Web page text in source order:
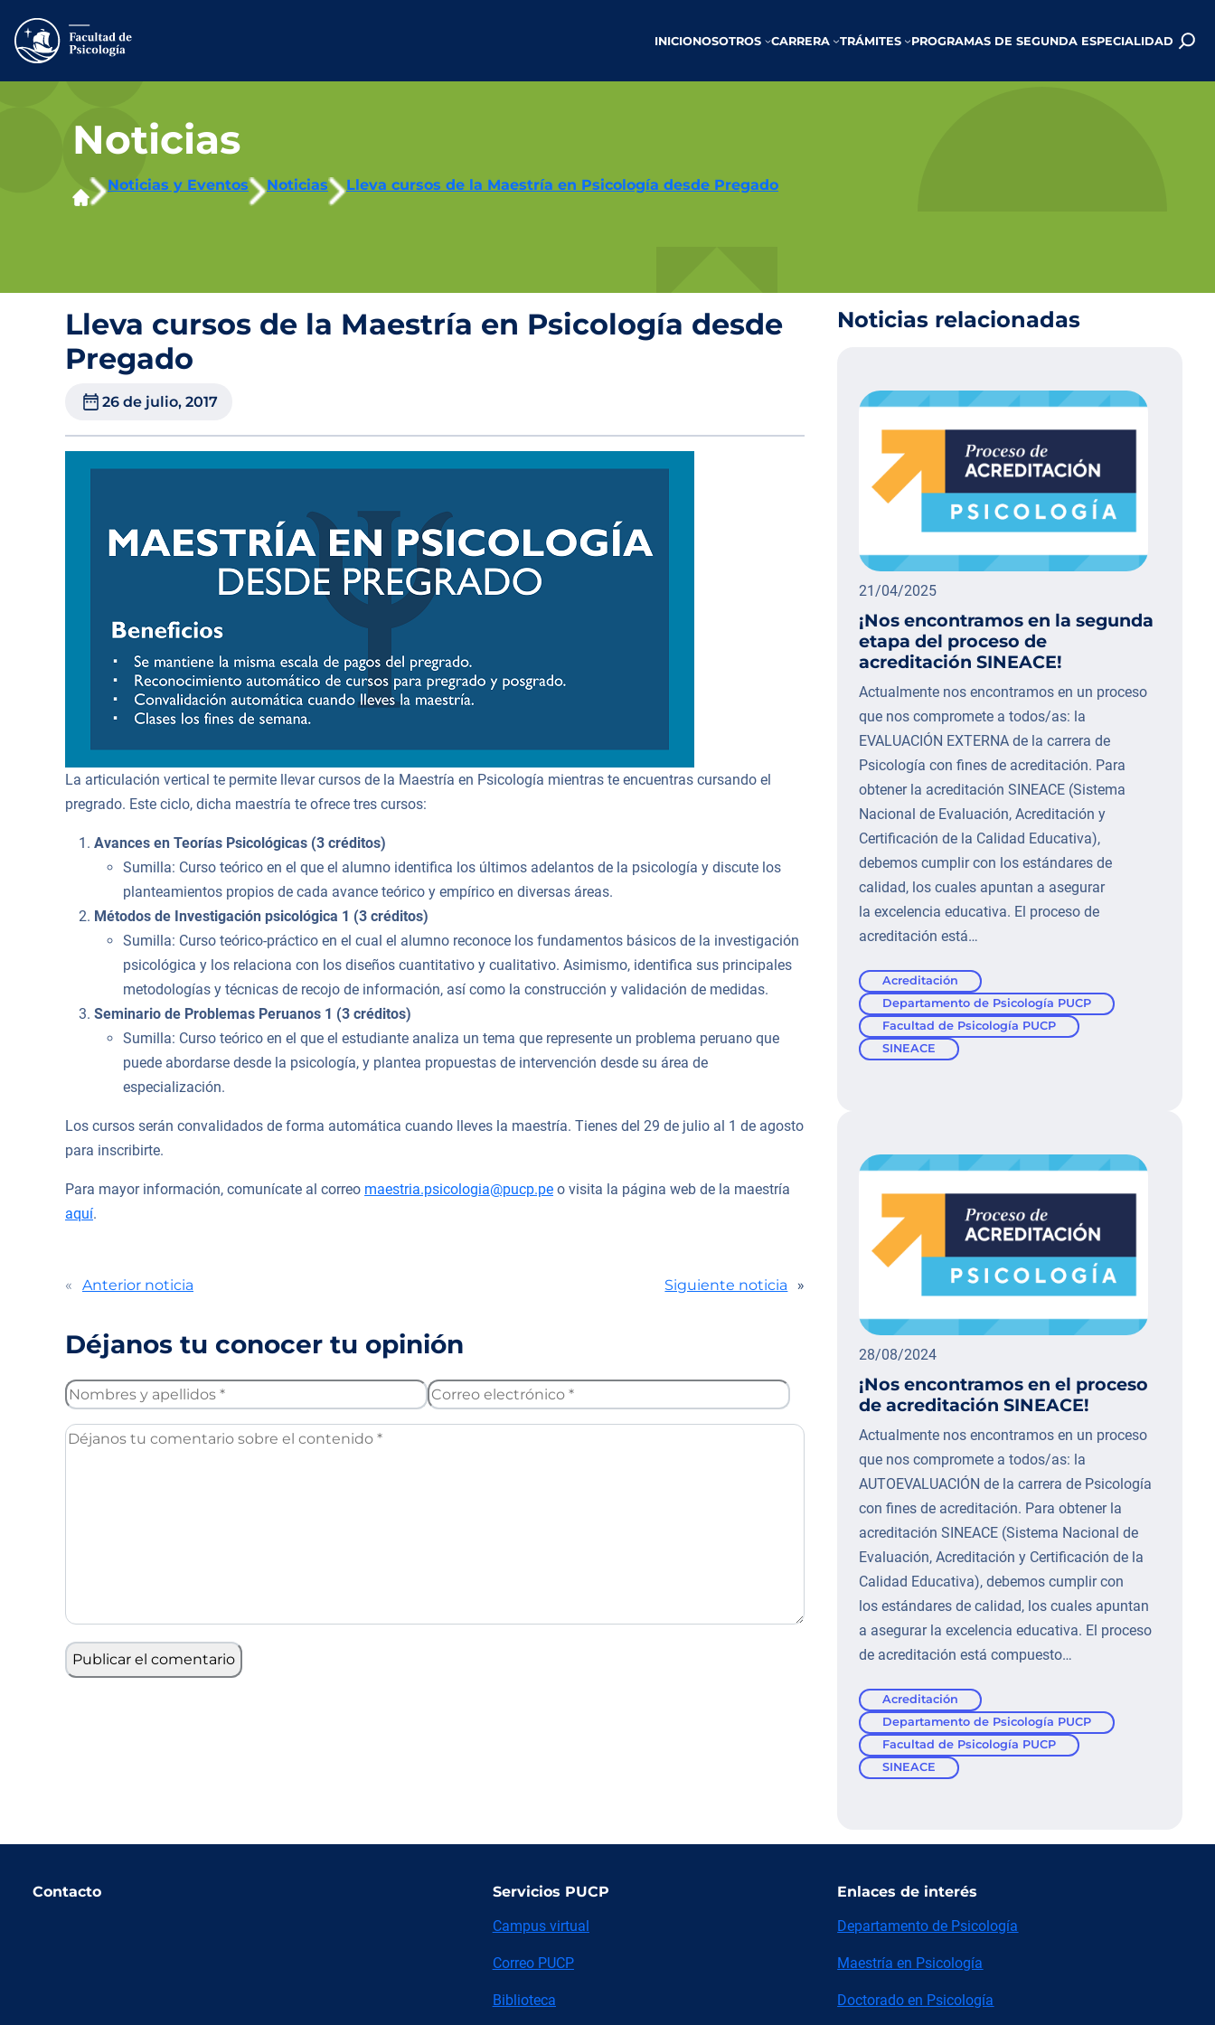
Saltar
al
contenido
INICIONOSOTROS CARRERA TRÁMITES PROGRAMAS DE SEGUNDA ESPECIALIDAD
Noticias
Noticias y Eventos Noticias Lleva cursos de la Maestría en Psicología desde Pregado
Lleva cursos de la Maestría en Psicología desde
Pregado
26 de julio, 2017
La articulación vertical te permite llevar cursos de la Maestría en Psicología mientras te encuentras cursando el
pregrado. Este ciclo, dicha maestría te ofrece tres cursos:
Avances en Teorías Psicológicas (3 créditos)
Sumilla: Curso teórico en el que el alumno identifica los últimos adelantos de la psicología y discute los
planteamientos propios de cada avance teórico y empírico en diversas áreas.
Métodos de Investigación psicológica 1 (3 créditos)
Sumilla: Curso teórico-práctico en el cual el alumno reconoce los fundamentos básicos de la investigación
psicológica y los relaciona con los diseños cuantitativo y cualitativo. Asimismo, identifica sus principales
metodologías y técnicas de recojo de información, así como la construcción y validación de medidas.
Seminario de Problemas Peruanos 1 (3 créditos)
Sumilla: Curso teórico en el que el estudiante analiza un tema que represente un problema peruano que
puede abordarse desde la psicología, y plantea propuestas de intervención desde su área de
especialización.
Los cursos serán convalidados de forma automática cuando lleves la maestría. Tienes del 29 de julio al 1 de agosto
para inscribirte.
Para mayor información, comunícate al correo maestria.psicologia@pucp.pe o visita la página web de la maestría
aquí.
« Anterior noticia Siguiente noticia »
Déjanos tu conocer tu opinión
Noticias relacionadas
21/04/2025
¡Nos encontramos en la segunda
etapa del proceso de
acreditación SINEACE!
Actualmente nos encontramos en un proceso
que nos compromete a todos/as: la
EVALUACIÓN EXTERNA de la carrera de
Psicología con fines de acreditación. Para
obtener la acreditación SINEACE (Sistema
Nacional de Evaluación, Acreditación y
Certificación de la Calidad Educativa),
debemos cumplir con los estándares de
calidad, los cuales apuntan a asegurar
la excelencia educativa. El proceso de
acreditación está…
Acreditación
Departamento de Psicología PUCP
Facultad de Psicología PUCP
SINEACE
28/08/2024
¡Nos encontramos en el proceso
de acreditación SINEACE!
Actualmente nos encontramos en un proceso
que nos compromete a todos/as: la
AUTOEVALUACIÓN de la carrera de Psicología
con fines de acreditación. Para obtener la
acreditación SINEACE (Sistema Nacional de
Evaluación, Acreditación y Certificación de la
Calidad Educativa), debemos cumplir con
los estándares de calidad, los cuales apuntan
a asegurar la excelencia educativa. El proceso
de acreditación está compuesto…
Acreditación
Departamento de Psicología PUCP
Facultad de Psicología PUCP
SINEACE
Contacto Servicios PUCP
Campus virtual
Correo PUCP
Biblioteca
Enlaces de interés
Departamento de Psicología
Maestría en Psicología
Doctorado en Psicología